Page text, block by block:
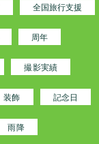
全国旅行支援
周年
撮影実績
装飾 記念日
雨降